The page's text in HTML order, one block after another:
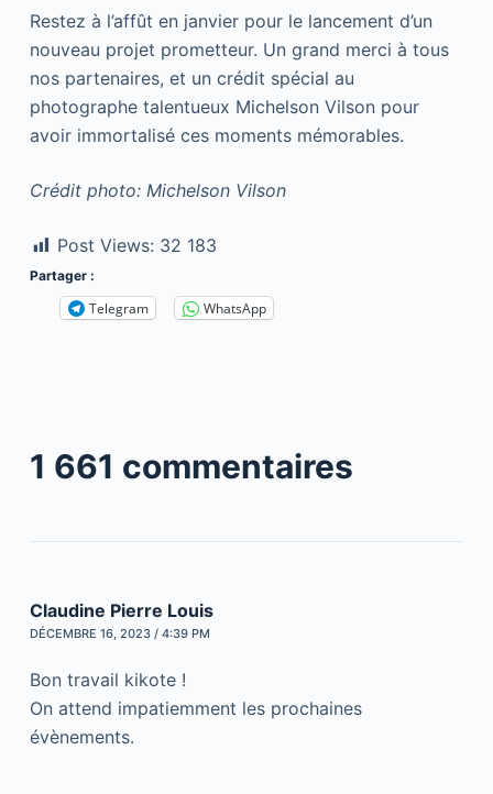
Restez à l’affût en janvier pour le lancement d’un
nouveau projet prometteur. Un grand merci à tous
nos partenaires, et un crédit spécial au
photographe talentueux Michelson Vilson pour
avoir immortalisé ces moments mémorables.
Crédit photo: Michelson Vilson
Post Views: 32 183
Partager :
Telegram WhatsApp
1 661 commentaires
Claudine Pierre Louis
DÉCEMBRE 16, 2023 / 4:39 PM
Bon travail kikote !
On attend impatiemment les prochaines
évènements.